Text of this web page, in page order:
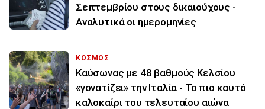
Σεπτεμβρίου στους δικαιούχους -
Αναλυτικά οι ημερομηνίες
ΚΟΣΜΟΣ
Καύσωνας με 48 βαθμούς Κελσίου
«γονατίζει» την Ιταλία - Το πιο καυτό
καλοκαίρι του τελευταίου αιώνα